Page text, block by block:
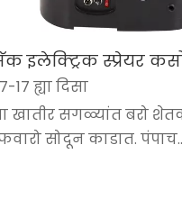
इलेक्ट्रिक स्प्रेयर
17 ह्या दिसा
खातीर सगळ्यांत बरो
सोदून काडात.